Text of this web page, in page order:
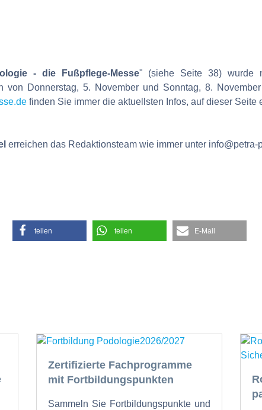
- die Fußpflege-Messe" (siehe Seite 38) wurde
von Donnerstag, 5. November und Sonntag, 8.
finden Sie immer die aktuellsten Infos, auf dieser Seite
erreichen das Redaktionsteam wie immer unter info@petra-
teilen teilen E-Mail
Zertifizierte Fachprogramme
mit Fortbildungspunkten
Sammeln Sie Fortbildungspunkte und